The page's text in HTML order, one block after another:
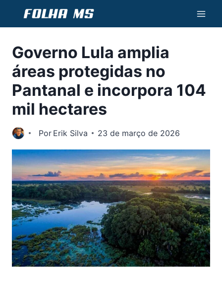
Conteúdo
Governo Lula amplia
áreas protegidas no
Pantanal e incorpora 104
mil hectares
Por Erik Silva 23 de março de 2026